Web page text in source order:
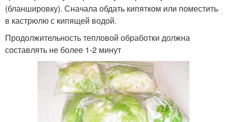
(бланшировку). Сначала обдать кипятком или поместить
в кастрюлю с кипящей водой.
Продолжительность тепловой обработки должна
составлять не более 1-2 минут